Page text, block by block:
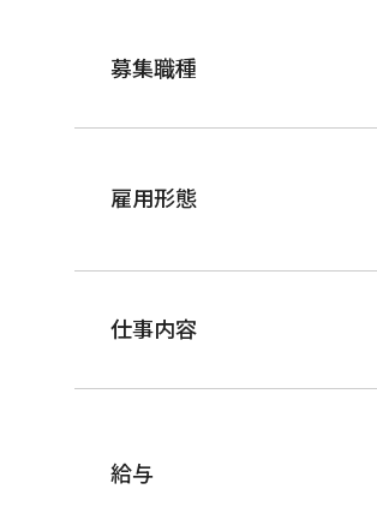
募集職種
雇用形態
仕事内容
給与